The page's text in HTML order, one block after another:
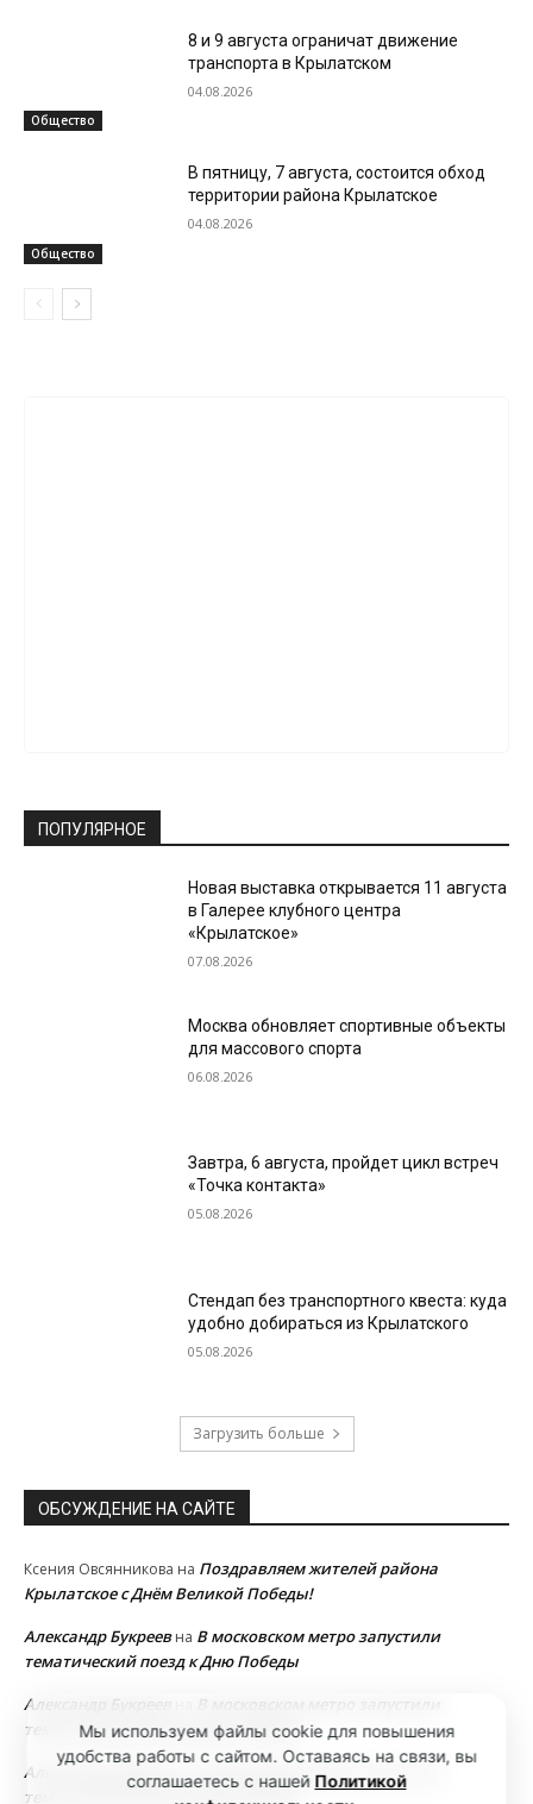
Общество
8 и 9 августа ограничат движение
транспорта в Крылатском
04.08.2026
Общество
В пятницу, 7 августа, состоится обход
территории района Крылатское
04.08.2026
ПОПУЛЯРНОЕ
Новая выставка открывается 11 августа
в Галерее клубного центра
«Крылатское»
07.08.2026
Москва обновляет спортивные объекты
для массового спорта
06.08.2026
Завтра, 6 августа, пройдет цикл встреч
«Точка контакта»
05.08.2026
Стендап без транспортного квеста: куда
удобно добираться из Крылатского
05.08.2026
Загрузить больше
ОБСУЖДЕНИЕ НА САЙТЕ
Ксения Овсянникова на Поздравляем жителей района
Крылатское с Днём Великой Победы!
Александр Букреевна В московском метро запустили
тематический поезд к Дню Победы
Александр Букреев
В московском метро запустили
тематический поезд к Дню Победы
Александр Букреев
В московском метро запустили
тематический поезд к Дню Победы
Мы используем файлы cookie для повышения
удобства работы с сайтом. Оставаясь на связи, вы
соглашаетесь с нашей Политикой